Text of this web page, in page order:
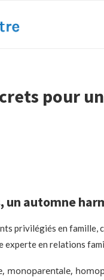
pour
un automne
privilégiés en
experte en relations
monoparentale,